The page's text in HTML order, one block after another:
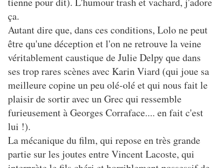
ça.
Autant dire que, dans ces conditions, Lolo ne peut
être qu'une déception et l'on ne retrouve la veine
véritablement caustique de Julie Delpy que dans
ses trop rares scènes avec Karin Viard (qui joue sa
meilleure copine un peu olé-olé et qui nous fait le
plaisir de sortir avec un Grec qui ressemble
furieusement à Georges Corraface.... en fait c'est
lui !).
La mécanique du film, qui repose en très grande
partie sur les joutes entre Vincent Lacoste, qui